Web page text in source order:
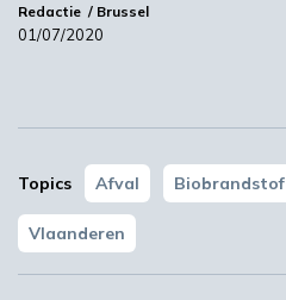
YPACK project gestart in Spanje
Redactie Brussel
01/07/2020
Topics Afval Biobrandstof
Vlaanderen